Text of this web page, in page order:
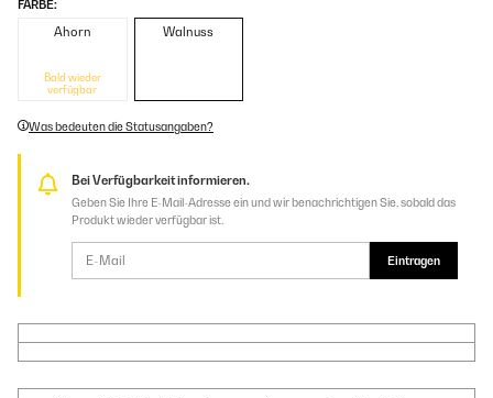
FARBE:
Ahorn
Bald wieder
verfügbar
Walnuss
Was bedeuten die Statusangaben?
Bei Verfügbarkeit informieren.
Geben Sie Ihre E-Mail-Adresse ein und wir benachrichtigen Sie, sobald das
Produkt wieder verfügbar ist.
Eintragen